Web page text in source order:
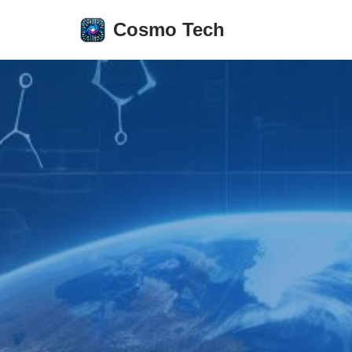
au
contenu
Cosmo Tech